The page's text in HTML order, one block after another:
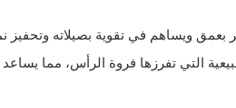
ويساهم في تقوية بصيلاته وتحفيز
التي تفرزها فروة الرأس، مما